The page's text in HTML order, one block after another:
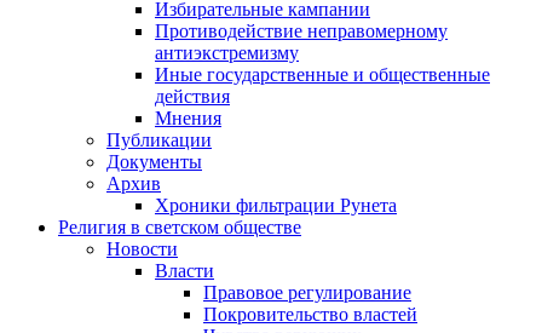
Избирательные кампании
Противодействие неправомерному
антиэкстремизму
Иные государственные и общественные
действия
Мнения
Публикации
Документы
Архив
Хроники фильтрации Рунета
Религия в светском обществе
Новости
Власти
Правовое регулирование
Покровительство властей